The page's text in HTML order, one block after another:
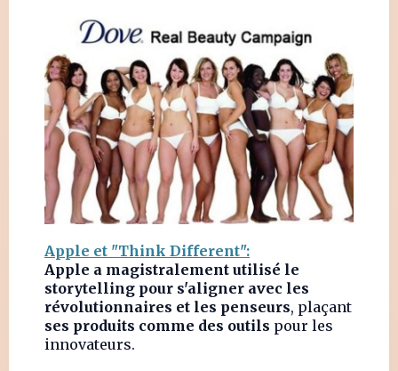
Apple et "Think Different":
Apple a magistralement utilisé le
storytelling pour s'aligner avec les
révolutionnaires et les penseurs, plaçant
ses produits comme des outils pour les
innovateurs.